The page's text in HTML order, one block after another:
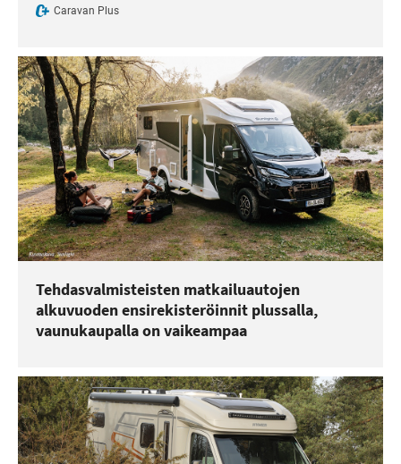
Caravan Plus
Tehdasvalmisteisten matkailuautojen
alkuvuoden ensirekisteröinnit plussalla,
vaunukaupalla on vaikeampaa